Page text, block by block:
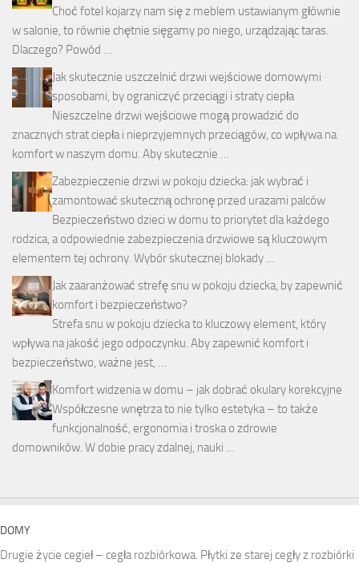
Choć fotel kojarzy nam się z meblem ustawianym głównie
w salonie, to równie chętnie sięgamy po niego, urządzając taras.
Dlaczego? Powód …
Jak skutecznie uszczelnić drzwi wejściowe domowymi
sposobami, by ograniczyć przeciągi i straty ciepła
Nieszczelne drzwi wejściowe mogą prowadzić do
znacznych strat ciepła i nieprzyjemnych przeciągów, co wpływa na
komfort w naszym domu. Aby skutecznie …
Zabezpieczenie drzwi w pokoju dziecka: jak wybrać i
zamontować skuteczną ochronę przed urazami palców
Bezpieczeństwo dzieci w domu to priorytet dla każdego
rodzica, a odpowiednie zabezpieczenia drzwiowe są kluczowym
elementem tej ochrony. Wybór skutecznej blokady …
Jak zaaranżować strefę snu w pokoju dziecka, by zapewnić
komfort i bezpieczeństwo?
Strefa snu w pokoju dziecka to kluczowy element, który
wpływa na jakość jego odpoczynku. Aby zapewnić komfort i
bezpieczeństwo, ważne jest, …
Komfort widzenia w domu – jak dobrać okulary korekcyjne
Współczesne wnętrza to nie tylko estetyka – to także
funkcjonalność, ergonomia i troska o zdrowie
domowników. W dobie pracy zdalnej, nauki …
DOMY
Drugie życie cegieł – cegła rozbiórkowa. Płytki ze starej cegły z rozbiórki